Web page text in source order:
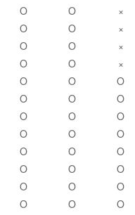
O O
×
O O
×
O O
×
O O
×
O O
O
O O
O
O O
O
O O
O
O O
O
O O
O
O O
O
O O
O